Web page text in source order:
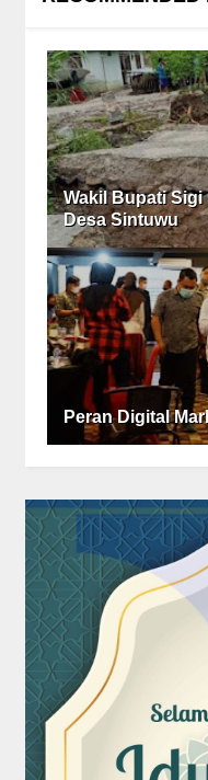
Wakil Bupati
Desa Sintuwu
Peran Digital